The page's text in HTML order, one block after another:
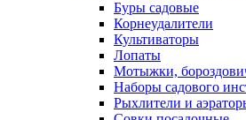
Буры садовые
Корнеудалители
Культиваторы
Лопаты
Мотыжки,
Наборы садового
Рыхлители и